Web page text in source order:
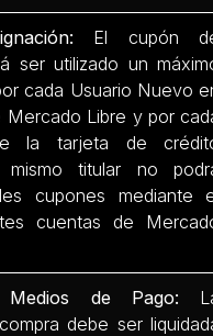
El cupón
ser utilizado un
cada Usuario Nuevo
Mercado Libre y por
la tarjeta de
mismo titular no
cupones mediante
cuentas de
de Pago:
debe ser